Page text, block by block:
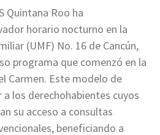
Quintana Roo ha
horario nocturno en la
(UMF) No. 16 de Cancún,
programa que comenzó en la
Carmen. Este modelo de
los derechohabientes cuyos
su acceso a consultas
beneficiando a